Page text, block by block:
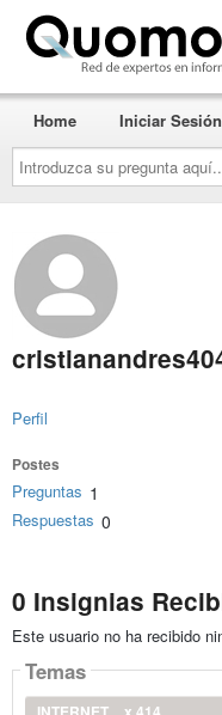
Introduzca
su
pregunta
aquí...
Home Iniciar Sesión
Perfil
Postes
Preguntas 1
Respuestas 0
0 Insignias
Este usuario no ha recibido
Temas